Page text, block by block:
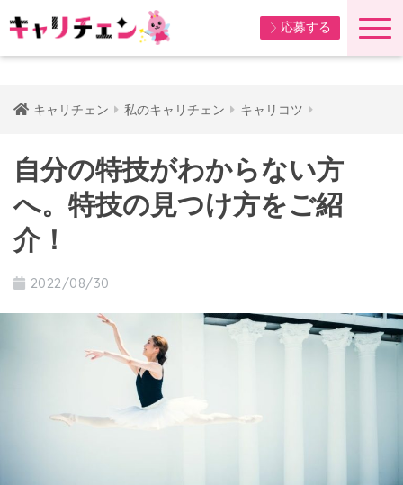
応募する
キャリチェン 私のキャリチェン キャリコツ
自分の特技がわからない方
へ。特技の見つけ方をご紹
介！
2022/08/30